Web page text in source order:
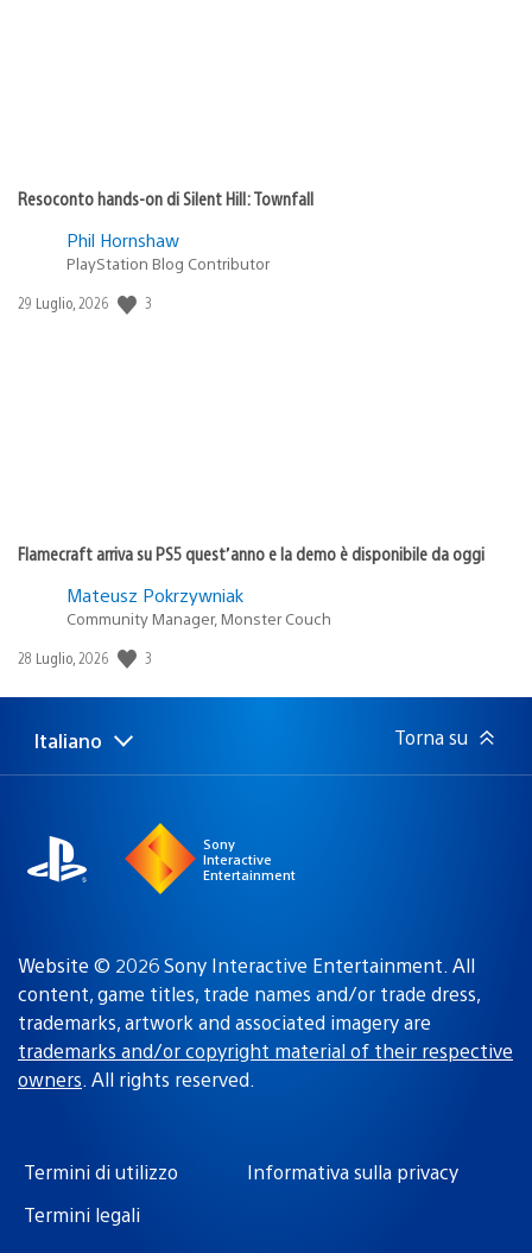
Resoconto hands-on di Silent Hill: Townfall
Phil Hornshaw
PlayStation Blog Contributor
Data
29 Luglio, 2026 3
Flamecraft arriva su PS5 quest’anno e la demo è disponibile da oggi
Mateusz Pokrzywniak
Community Manager, Monster Couch
Data
pubblicazione:
28 Luglio, 2026 3
Seleziona
una
Regione
attuale:
Italiano Torna su
Sony
Interactive
Entertainment
Website © 2026 Sony Interactive Entertainment. All
content, game titles, trade names and/or trade dress,
trademarks, artwork and associated imagery are
trademarks and/or copyright material of their respective
owners. All rights reserved.
Termini di utilizzo
Informativa sulla privacy
Termini legali